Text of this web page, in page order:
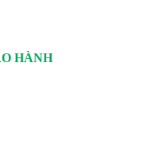
HÀNH